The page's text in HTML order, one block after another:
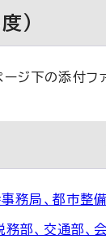
）
ジ下の添付フ
事務局、都市
務部、交通部